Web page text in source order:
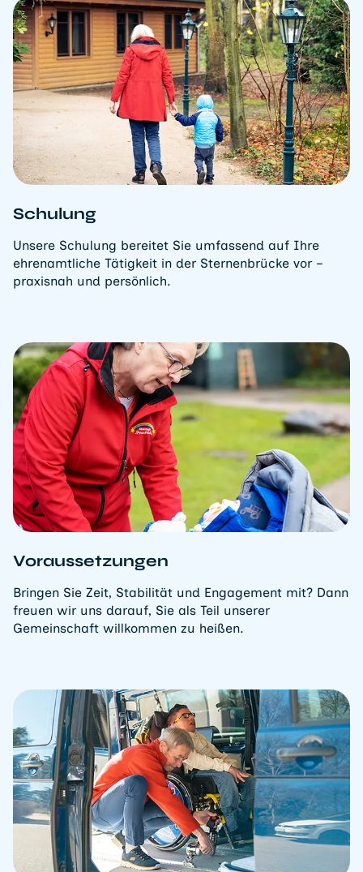
Schulung
Unsere Schulung bereitet Sie umfassend auf Ihre
ehrenamtliche Tätigkeit in der Sternenbrücke vor –
praxisnah und persönlich.
Voraussetzungen
Bringen Sie Zeit, Stabilität und Engagement mit? Dann
freuen wir uns darauf, Sie als Teil unserer
Gemeinschaft willkommen zu heißen.